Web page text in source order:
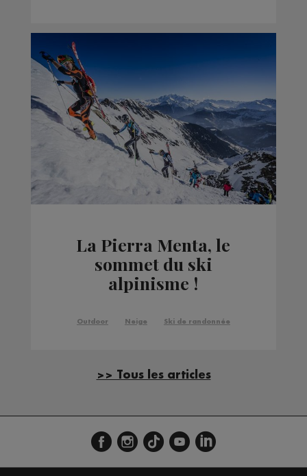
La Pierra Menta, le
sommet du ski
alpinisme !
Outdoor Neige Ski de randonnée
>> Tous les articles